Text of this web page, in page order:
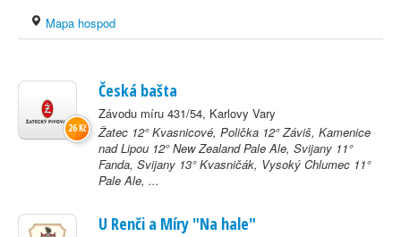
Mapa hospod
Česká bašta
Závodu míru 431/54, Karlovy Vary
Žatec 12° Kvasnicové, Polička 12° Záviš, Kamenice
nad Lipou 12° New Zealand Pale Ale, Svijany 11°
Fanda, Svijany 13° Kvasničák, Vysoký Chlumec 11°
Pale Ale, ...
26 Kč
U Renči a Míry "Na hale"